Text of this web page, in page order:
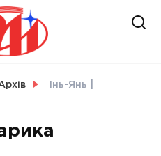
Інь-Янь |